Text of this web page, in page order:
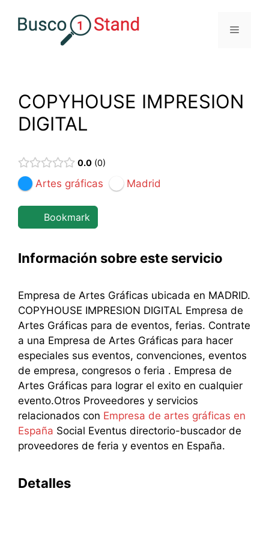
Menú
COPYHOUSE IMPRESION
DIGITAL
0.0 0
Artes gráficas Madrid
Bookmark
Información sobre este servicio
Empresa de Artes Gráficas ubicada en MADRID.
COPYHOUSE IMPRESION DIGITAL Empresa de
Artes Gráficas para de eventos, ferias. Contrate
a una Empresa de Artes Gráficas para hacer
especiales sus eventos, convenciones, eventos
de empresa, congresos o feria . Empresa de
Artes Gráficas para lograr el exito en cualquier
evento.Otros Proveedores y servicios
relacionados con Empresa de artes gráficas en
España Social Eventus directorio-buscador de
proveedores de feria y eventos en España.
Detalles